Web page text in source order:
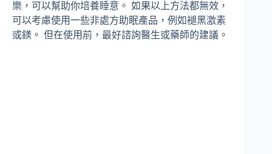
樂，可以幫助你培養睡意。 如果以上方法都無效，
可以考慮使用一些非處方助眠產品，例如褪黑激素
或鎂。 但在使用前，最好諮詢醫生或藥師的建議。